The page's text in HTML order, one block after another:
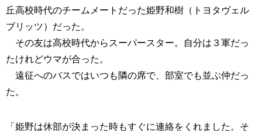
丘高校時代のチームメートだった姫野和樹（トヨタヴェル
ブリッツ）だった。
その友は高校時代からスーパースター。自分は３軍だっ
たけれどウマが合った。
遠征へのバスではいつも隣の席で、部室でも並ぶ仲だっ
た。
「姫野は休部が決まった時もすぐに連絡をくれました。そ